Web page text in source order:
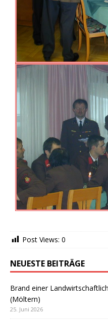
Post Views: 0
NEUESTE BEITRÄGE
Brand einer
(Möltern)
25. Juni 2026